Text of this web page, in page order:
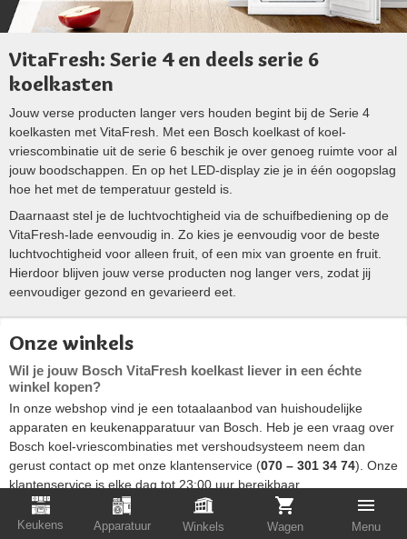
Keukens Apparatuur Winkels Wagen Menu
VitaFresh: Serie 4 en deels serie 6
koelkasten
Jouw verse producten langer vers houden begint bij de Serie 4
koelkasten met VitaFresh. Met een Bosch koelkast of koel-
vriescombinatie uit de serie 6 beschik je over genoeg ruimte voor al
jouw boodschappen. En op het LED-display zie je in één oogopslag
hoe het met de temperatuur gesteld is.
Daarnaast stel je de luchtvochtigheid via de schuifbediening op de
VitaFresh-lade eenvoudig in. Zo kies je eenvoudig voor de beste
luchtvochtigheid voor alleen fruit, of een mix van groente en fruit.
Hierdoor blijven jouw verse producten nog langer vers, zodat jij
eenvoudiger gezond en gevarieerd eet.
Onze winkels
Wil je jouw Bosch VitaFresh koelkast liever in een échte
winkel kopen?
In onze webshop vind je een totaalaanbod van huishoudelijke
apparaten en keukenapparatuur van Bosch. Heb je een vraag over
Bosch koel-vriescombinaties met vershoudsysteem neem dan
gerust contact op met onze klantenservice (070 – 301 34 74). Onze
klantenservice is elke dag tot 23:00 uur bereikbaar.
Wil je jouw nieuwe Bosch koelkast met VitaFresh voor je deze gaat
kopen liever eerst LIVE bekijken? Kom dan langs in één van onze